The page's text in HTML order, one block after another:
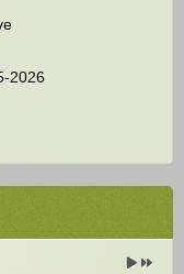
2026
Année
Mois